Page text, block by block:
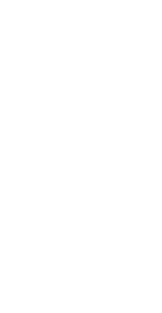
dont 1.6 % de résidences
deux indicateurs
compte, pour tout projet
: comparer au-
que celui d’un bien ancien.
objectivement, il faut
énergétique, sécurité